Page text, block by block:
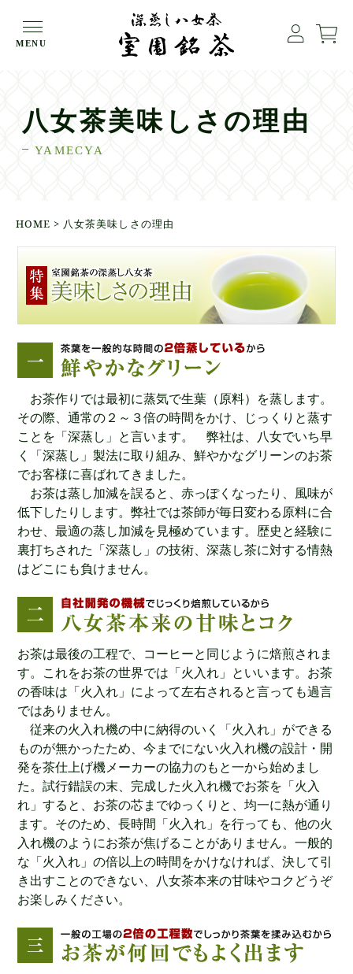
MENU
八女茶美味しさの理由
YAMECYA
HOME > 八女茶美味しさの理由
お茶作りでは最初に蒸気で生葉（原料）を蒸します。
その際、通常の２～３倍の時間をかけ、じっくりと蒸す
ことを「深蒸し」と言います。 弊社は、八女でいち早
く「深蒸し」製法に取り組み、鮮やかなグリーンのお茶
でお客様に喜ばれてきました。
お茶は蒸し加減を誤ると、赤っぽくなったり、風味が
低下したりします。弊社では茶師が毎日変わる原料に合
わせ、最適の蒸し加減を見極めています。歴史と経験に
裏打ちされた「深蒸し」の技術、深蒸し茶に対する情熱
はどこにも負けません。
お茶は最後の工程で、コーヒーと同じように焙煎されま
す。これをお茶の世界では「火入れ」といいます。お茶
の香味は「火入れ」によって左右されると言っても過言
ではありません。
従来の火入れ機の中に納得のいく「火入れ」ができる
ものが無かったため、今までにない火入れ機の設計・開
発を茶仕上げ機メーカーの協力のもと一から始めまし
た。試行錯誤の末、完成した火入れ機でお茶を「火入
れ」すると、お茶の芯までゆっくりと、均一に熱が通り
ます。そのため、長時間「火入れ」を行っても、他の火
入れ機のようにお茶が焦げることがありません。一般的
な「火入れ」の倍以上の時間をかけなければ、決して引
き出すことのできない、八女茶本来の甘味やコクどうぞ
お楽しみください。